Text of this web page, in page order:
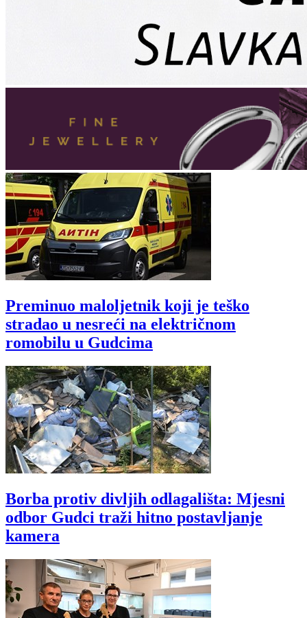
Preminuo maloljetnik koji je teško
stradao u nesreći na električnom
romobilu u Gudcima
Borba protiv divljih odlagališta: Mjesni
odbor Gudci traži hitno postavljanje
kamera